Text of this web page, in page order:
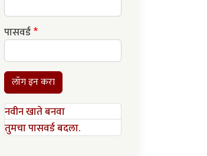
पासवर्ड
लॉग इन करा
नवीन खाते बनवा
तुमचा पासवर्ड बदला.